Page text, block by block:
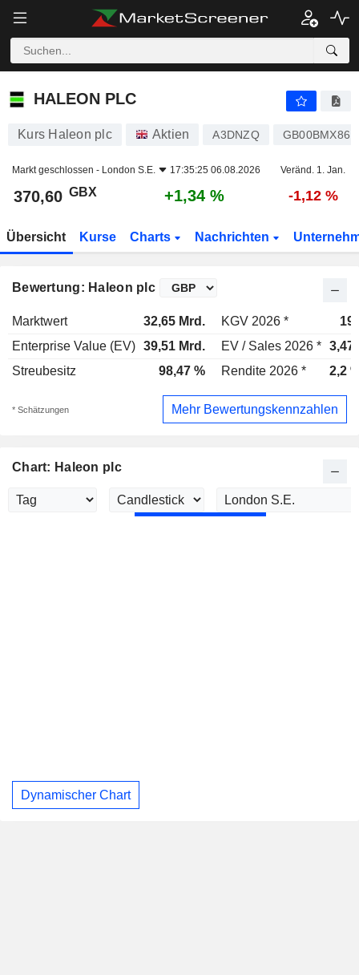
HALEON PLC
HALEON PLC
Kurs Haleon plc Aktien A3DNZQ
Markt geschlossen - London S.E. 17:35:25 06.08.2026 Veränd. 1. Jan.
370,60 GBX +1,34 % -1,12 %
Übersicht Kurse Charts Nachrichten
Bewertung: Haleon plc
Marktwert 32,65 Mrd. KGV 2026 *
Enterprise Value (EV) 39,51 Mrd. EV / Sales 2026 *
Streubesitz
98,47 % Rendite 2026 * 2,2
* Schätzungen Mehr Bewertungskennzahlen
Chart: Haleon plc
Dynamischer Chart